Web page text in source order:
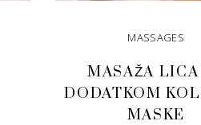
MASSAGES
MASAŽA LICA
DODATKOM
MASKE